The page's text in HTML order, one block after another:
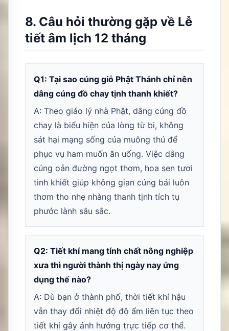
8. Câu hỏi thường gặp về Lễ
tiết âm lịch 12 tháng
Q1: Tại sao cúng giỗ Phật Thánh chỉ nên
dâng cúng đồ chay tịnh thanh khiết?
A: Theo giáo lý nhà Phật, dâng cúng đồ
chay là biểu hiện của lòng từ bi, không
sát hại mạng sống của muông thú để
phục vụ ham muốn ăn uống. Việc dâng
cúng oản đường ngọt thơm, hoa sen tươi
tinh khiết giúp không gian cúng bái luôn
thơm tho nhẹ nhàng thanh tịnh tích tụ
phước lành sâu sắc.
Q2: Tiết khí mang tính chất nông nghiệp
xưa thì người thành thị ngày nay ứng
dụng thế nào?
A: Dù bạn ở thành phố, thời tiết khí hậu
vẫn thay đổi nhiệt độ độ ẩm liên tục theo
tiết khí gây ảnh hưởng trực tiếp cơ thể.